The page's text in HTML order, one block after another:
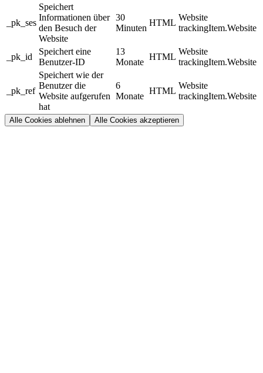
_pk_ses
Speichert
Informationen über
den Besuch der
Website
30
Minuten
HTML
Website
trackingItem.Website
_pk_id
Speichert eine
Benutzer-ID
13
Monate
HTML
Website
trackingItem.Website
_pk_ref
Speichert wie der
Benutzer die
Website aufgerufen
hat
6
Monate
HTML
Website
trackingItem.Website
Alle Cookies ablehnen Alle Cookies akzeptieren